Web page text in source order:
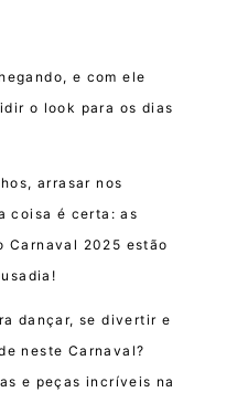
e com ele
o look para os dias
arrasar nos
coisa é certa: as
Carnaval 2025 estão
dançar, se divertir e
neste Carnaval?
e peças incríveis na